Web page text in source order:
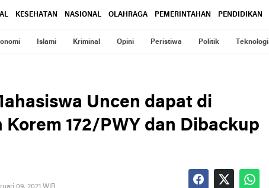
KESEHATAN NASIONAL OLAHRAGA PEMERINTAHAN PENDIDIKAN
Islami Kriminal Opini Peristiwa Politik Teknologi
Uncen dapat di
172/PWY dan Dibackup